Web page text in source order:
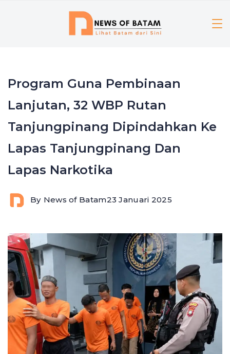
Program Guna Pembinaan
Lanjutan, 32 WBP Rutan
Tanjungpinang Dipindahkan Ke
Lapas Tanjungpinang Dan
Lapas Narkotika
By News of Batam23 Januari 2025